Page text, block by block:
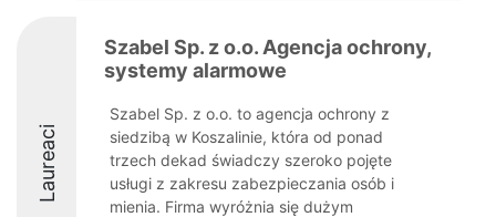
Laureaci
Szabel Sp. z o.o. Agencja ochrony,
systemy alarmowe
Szabel Sp. z o.o. to agencja ochrony z
siedzibą w Koszalinie, która od ponad
trzech dekad świadczy szeroko pojęte
usługi z zakresu zabezpieczania osób i
mienia. Firma wyróżnia się dużym